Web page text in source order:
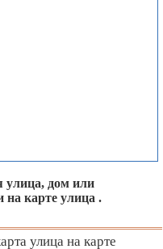
улица, дом или
на карте улица .
улица на карте